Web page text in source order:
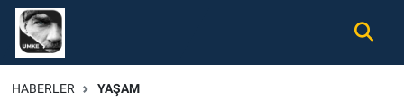
HABERLER YAŞAM
Gündem
Nöbetçi Eczaneler